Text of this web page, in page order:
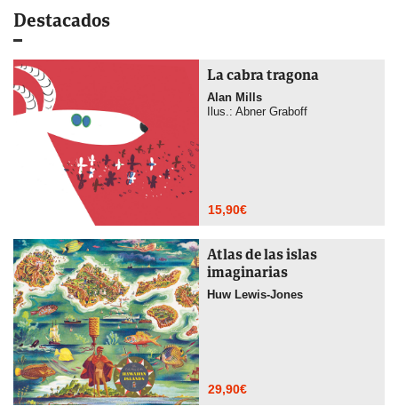
Destacados
La cabra tragona
Alan Mills
Ilus.: Abner Graboff
15,90€
Atlas de las islas
imaginarias
Huw Lewis-Jones
29,90€